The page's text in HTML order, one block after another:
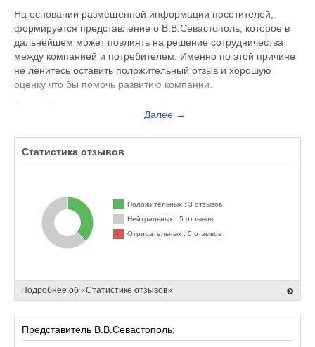
На основании размещенной информации посетителей,
формируется представление о В.В.Севастополь, которое в
дальнейшем может повлиять на решение сотрудничества
между компанией и потребителем. Именно по этой причине
не ленитесь оставить положительный отзыв и хорошую
оценку что бы помочь развитию компании.
обслуживающим персоналом, Вы можете оставить жалобу
Представитель организации ответит на Ваш отзыв и примет
Героев Сталинграда д. 39А, офис 3, вы можете поделиться
впечатлением от посещения данного заведения с будущими
посетителями.
Далее →
Статистика отзывов
Положительных : 3 отзывов
Нейтральных : 5 отзывов
Отрицательных : 0 отзывов
Подробнее об «Статистике отзывов»
Представитель В.В.Севастополь: